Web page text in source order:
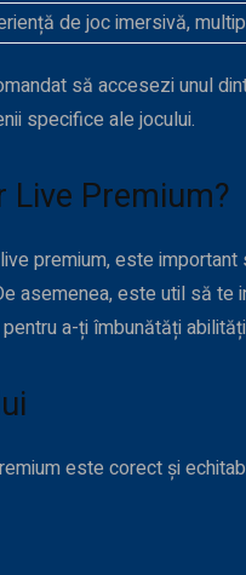
de joc imersivă,
să accesezi unul
specifice ale jocului.
Live Premium?
premium, este
asemenea, este util să te
a-ți îmbunătăți
este corect și